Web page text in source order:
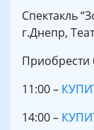
Спектакль
г.Днепр,
Приобрести
11:00 –
14:00 –